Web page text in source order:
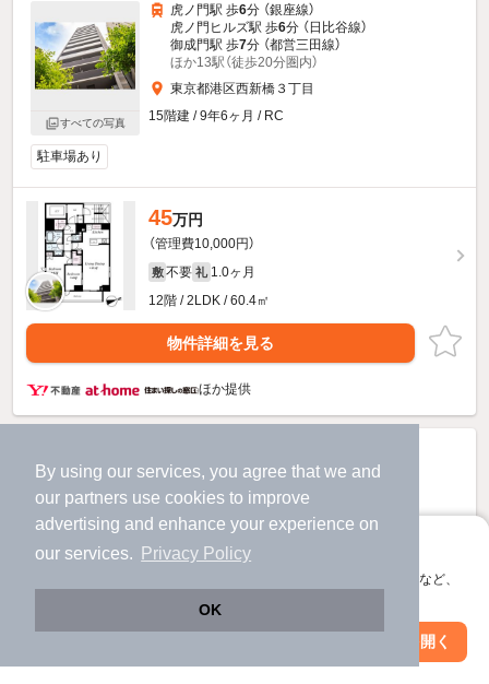
By using our services, you agree that we and
our partners use cookies to improve
advertising and enhance your experience on
our services.
Privacy Policy
OK
アプリに切り替えて、サクサクお部屋探し
会員登録なしですぐ使える。マップ検索やお気に入り保存など、
アプリを開く
すべての写真
虎ノ門駅 歩6分 （銀座線）
虎ノ門ヒルズ駅 歩6分 （日比谷線）
御成門駅 歩7分 （都営三田線）
ほか13駅（徒歩20分圏内）
東京都港区西新橋３丁目
15階建 / 9年6ヶ月 / RC
駐車場あり
45万円
（管理費10,000円）
敷 不要 礼 1.0ヶ月
12階 / 2LDK / 60.4㎡
物件詳細を見る
ほか提供
絞り込み条件を変更